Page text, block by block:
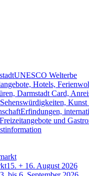
UNESCO Welterbe
Hotels,
Darmstadt Card,
Sehenswürdigkeiten,
Erfindungen,
Freizeitangebote und
15. + 16. August 2026